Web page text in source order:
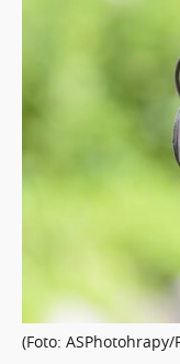
(Foto: ASPhotohrapy/